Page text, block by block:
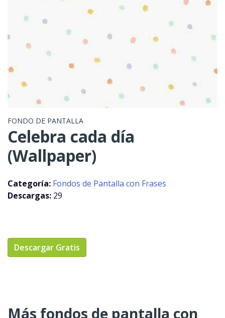
FONDO DE PANTALLA
Celebra cada día
(Wallpaper)
Categoría: Fondos de Pantalla con Frases
Descargas: 29
Descargar Gratis
Más fondos de pantalla con